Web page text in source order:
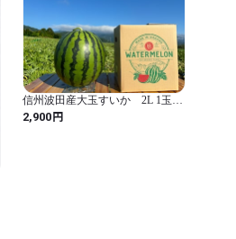
信州波田産大玉すいか 2L 1玉入
（7kg〜8kg）
2,900円